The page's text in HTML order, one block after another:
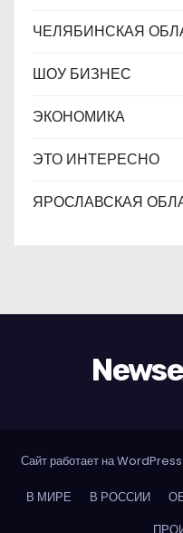
ЧЕЛЯБИНСКАЯ
ШОУ БИЗНЕС
ЭКОНОМИКА
ЭТО ИНТЕРЕСНО
ЯРОСЛАВСКАЯ
Сайт работает на WordPress
В МИРЕ В РОССИИ